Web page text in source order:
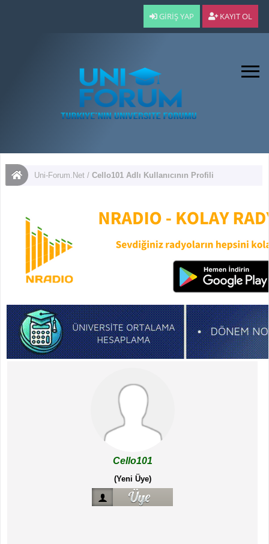
GIRIŞ YAP KAYIT OL
Uni-Forum.Net /Cello101 Adlı Kullanıcının Profili
Cello101
(Yeni Üye)